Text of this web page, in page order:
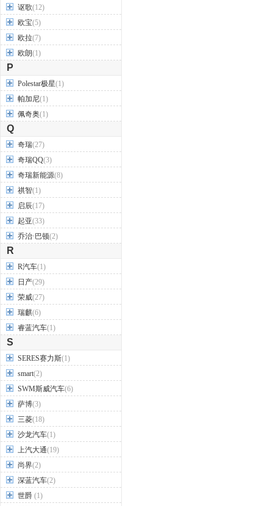
讴歌(12)
欧宝(5)
欧拉(7)
欧朗(1)
P
Polestar极星(1)
帕加尼(1)
佩奇奥(1)
Q
奇瑞(27)
奇瑞QQ(3)
奇瑞新能源(8)
祺智(1)
启辰(17)
起亚(33)
乔治·巴顿(2)
R
R汽车(1)
日产(29)
荣威(27)
瑞麒(6)
睿蓝汽车(1)
S
SERES赛力斯(1)
smart(2)
SWM斯威汽车(6)
萨博(3)
三菱(18)
沙龙汽车(1)
上汽大通(19)
尚界(2)
深蓝汽车(2)
世爵 (1)